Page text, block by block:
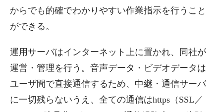
からでも的確でわかりやすい作業指示を行うこと
ができる。
運用サーバはインターネット上に置かれ、同社が
運営・管理を行う。音声データ・ビデオデータは
ユーザ間で直接通信するため、中継・通信サーバ
に一切残らないうえ、全ての通信はhttps（SSL／